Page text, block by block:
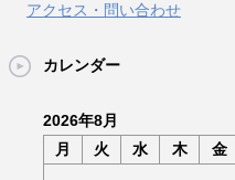
アクセス・問い合わせ
カレンダー
2026年8月
月
火 水 木 金